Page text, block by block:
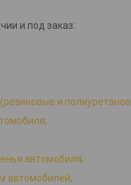
и под заказ:
и
автомобиля;
автомобилей;